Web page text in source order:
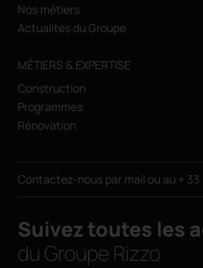
Nos métiers
Actualités du Groupe
MÉTIERS & EXPERTISE
Construction
Programmes
Rénovation
Contactez-nous par mail ou au +
Suivez toutes les
du Groupe Rizzo